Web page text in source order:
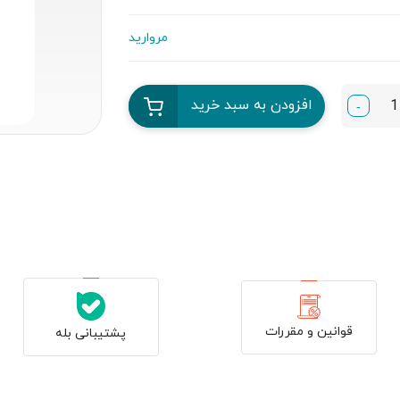
مروارید
- افزودن به سبد خرید
قوانین و مقررات پشتیبانی بله